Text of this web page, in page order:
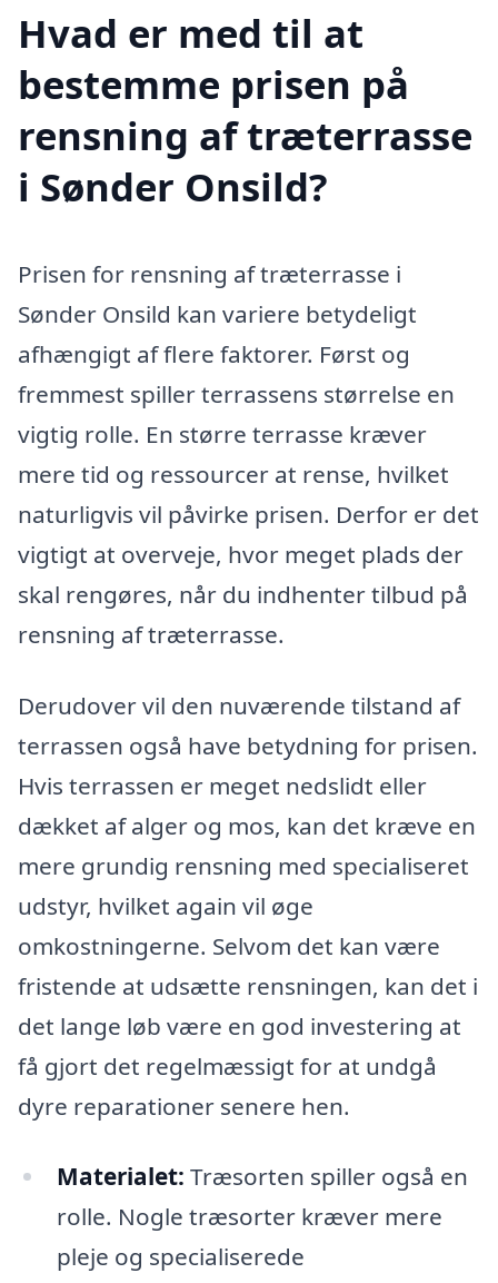
Hvad er med til at
bestemme prisen på
rensning af træterrasse
i Sønder Onsild?
Prisen for rensning af træterrasse i
Sønder Onsild kan variere betydeligt
afhængigt af flere faktorer. Først og
fremmest spiller terrassens størrelse en
vigtig rolle. En større terrasse kræver
mere tid og ressourcer at rense, hvilket
naturligvis vil påvirke prisen. Derfor er det
vigtigt at overveje, hvor meget plads der
skal rengøres, når du indhenter tilbud på
rensning af træterrasse.
Derudover vil den nuværende tilstand af
terrassen også have betydning for prisen.
Hvis terrassen er meget nedslidt eller
dækket af alger og mos, kan det kræve en
mere grundig rensning med specialiseret
udstyr, hvilket again vil øge
omkostningerne. Selvom det kan være
fristende at udsætte rensningen, kan det i
det lange løb være en god investering at
få gjort det regelmæssigt for at undgå
dyre reparationer senere hen.
Materialet: Træsorten spiller også en
rolle. Nogle træsorter kræver mere
pleje og specialiserede